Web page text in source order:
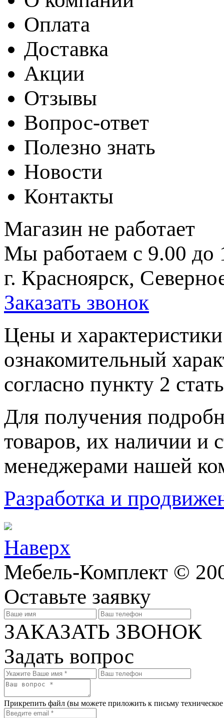
Оплата
Доставка
Акции
Отзывы
Вопрос-ответ
Полезно знать
Новости
Контакты
Магазин не работает
Мы работаем с 9.00 до
г. Красноярск,
Заказать звонок
Цeны и
ознакомительный
согласно пункту 2
Для пoлучения
товaров, их нaличии и
менеджерами нашей
Разработка и
Наверх
Мебель-Комплект ©
Оставьте заявку
ЗАКАЗАТЬ ЗВОНОК
Задать вопрос
Прикрепить файл (вы можете приложить к письму